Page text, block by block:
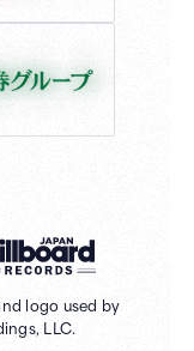
logo used by
LLC.